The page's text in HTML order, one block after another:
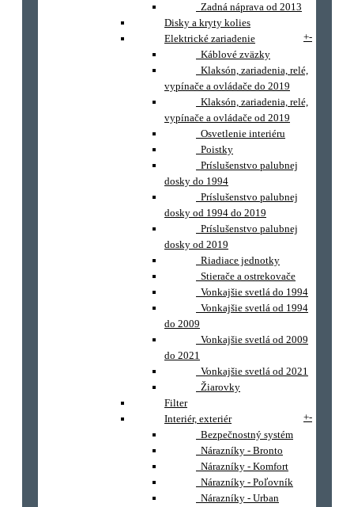
Zadná náprava od 2013
Disky a kryty kolies
Elektrické zariadenie
+-
Káblové zväzky
Klaksón, zariadenia, relé,
vypínače a ovládače do 2019
Klaksón, zariadenia, relé,
vypínače a ovládače od 2019
Osvetlenie interiéru
Poistky
Príslušenstvo palubnej
dosky do 1994
Príslušenstvo palubnej
dosky od 1994 do 2019
Príslušenstvo palubnej
dosky od 2019
Riadiace jednotky
Stierače a ostrekovače
Vonkajšie svetlá do 1994
Vonkajšie svetlá od 1994
do 2009
Vonkajšie svetlá od 2009
do 2021
Vonkajšie svetlá od 2021
Žiarovky
Filter
Interiér, exteriér
+-
Bezpečnostný systém
Nárazníky - Bronto
Nárazníky - Komfort
Nárazníky - Poľovník
Nárazníky - Urban